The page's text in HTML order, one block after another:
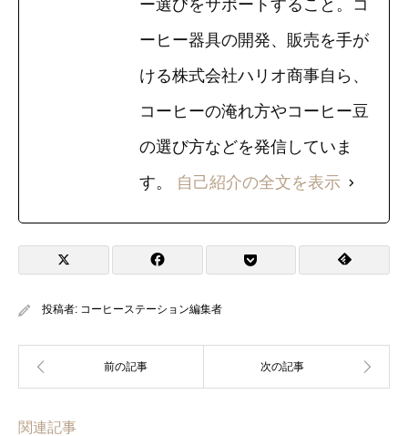
ー選びをサポートすること。コ
ーヒー器具の開発、販売を手が
ける株式会社ハリオ商事自ら、
コーヒーの淹れ方やコーヒー豆
の選び方などを発信していま
す。 自己紹介の全文を表示
投稿者: コーヒーステーション編集者
関連記事